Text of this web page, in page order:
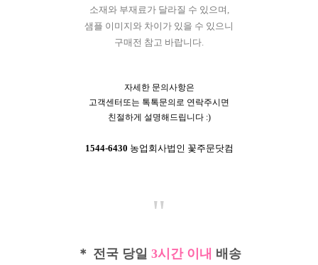
소재와 부재료가 달라질 수 있으며,
샘플 이미지와 차이가 있을 수 있으니
구매전 참고 바랍니다.
자세한 문의사항은
고객센터또는 톡톡문의로 연락주시면
친절하게 설명해드립니다 :)
1544-6430 농업회사법인 꽃주문닷컴
"
＊ 전국 당일 3시간 이내 배송